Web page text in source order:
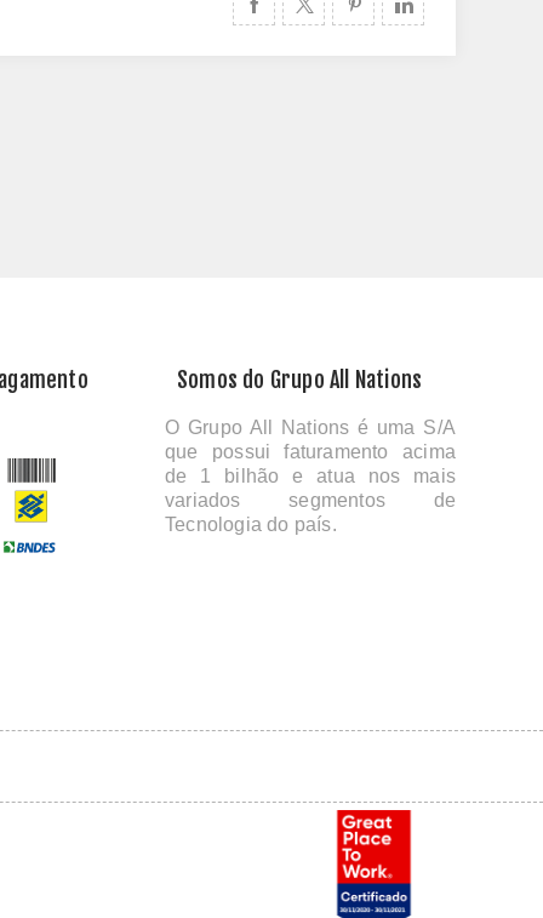
Somos do Grupo All Nations
O Grupo All Nations é uma S/A
que possui faturamento acima
de 1 bilhão e atua nos mais
variados segmentos de
Tecnologia do país.